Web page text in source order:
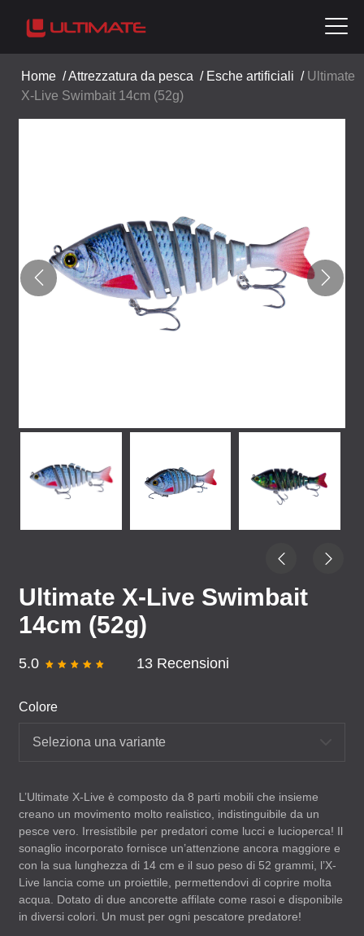
Home /Attrezzatura da pesca / Esche artificiali / Ultimate
X-Live Swimbait 14cm (52g)
Ultimate X-Live Swimbait
14cm (52g)
5.0 13 Recensioni
Colore
Seleziona una variante
L’Ultimate X-Live è composto da 8 parti mobili che insieme
creano un movimento molto realistico, indistinguibile da un
pesce vero. Irresistibile per predatori come lucci e lucioperca! Il
sonaglio incorporato fornisce un’attenzione ancora maggiore e
con la sua lunghezza di 14 cm e il suo peso di 52 grammi, l’X-
Live lancia come un proiettile, permettendovi di coprire molta
acqua. Dotato di due ancorette affilate come rasoi e disponibile
in diversi colori. Un must per ogni pescatore predatore!